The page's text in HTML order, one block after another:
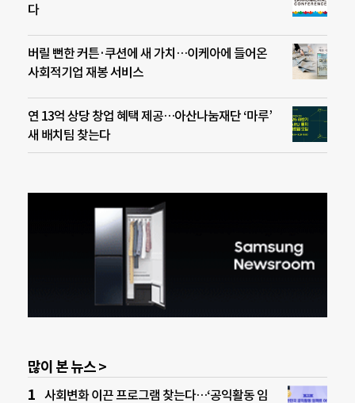
다
버릴 뻔한 커튼·쿠션에 새 가치…이케아에 들어온
사회적기업 재봉 서비스
연 13억 상당 창업 혜택 제공…아산나눔재단 ‘마루’
새 배치팀 찾는다
많이 본 뉴스 >
사회변화 이끈 프로그램 찾는다…‘공익활동 임